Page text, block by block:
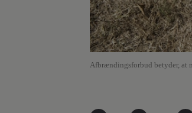
Afbrændingsforbud betyder, at